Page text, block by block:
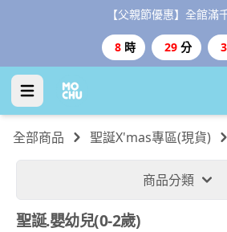
【父親節優惠】全館滿
8 時 29 分
全部商品 聖誕X'mas專區(現貨)
商品分類
聖誕.嬰幼兒(0-2歲)